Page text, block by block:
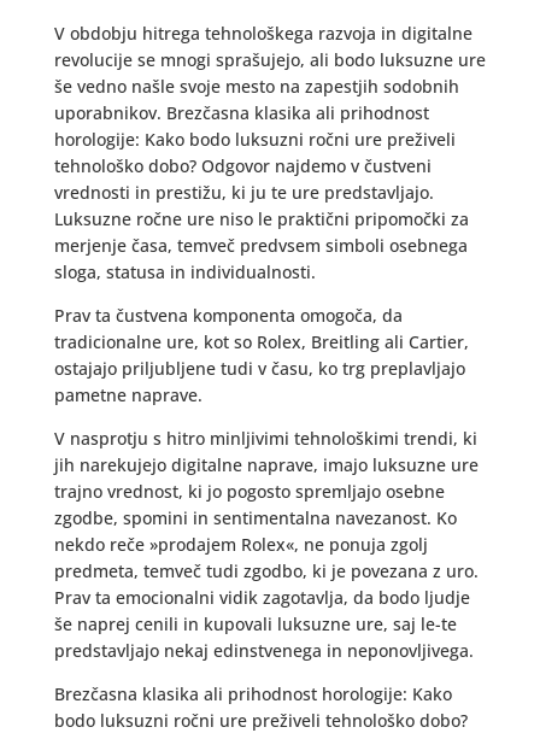
V obdobju hitrega tehnološkega razvoja in digitalne
revolucije se mnogi sprašujejo, ali bodo luksuzne ure
še vedno našle svoje mesto na zapestjih sodobnih
uporabnikov. Brezčasna klasika ali prihodnost
horologije: Kako bodo luksuzni ročni ure preživeli
tehnološko dobo? Odgovor najdemo v čustveni
vrednosti in prestižu, ki ju te ure predstavljajo.
Luksuzne ročne ure niso le praktični pripomočki za
merjenje časa, temveč predvsem simboli osebnega
sloga, statusa in individualnosti.
Prav ta čustvena komponenta omogoča, da
tradicionalne ure, kot so Rolex, Breitling ali Cartier,
ostajajo priljubljene tudi v času, ko trg preplavljajo
pametne naprave.
V nasprotju s hitro minljivimi tehnološkimi trendi, ki
jih narekujejo digitalne naprave, imajo luksuzne ure
trajno vrednost, ki jo pogosto spremljajo osebne
zgodbe, spomini in sentimentalna navezanost. Ko
nekdo reče »prodajem Rolex«, ne ponuja zgolj
predmeta, temveč tudi zgodbo, ki je povezana z uro.
Prav ta emocionalni vidik zagotavlja, da bodo ljudje
še naprej cenili in kupovali luksuzne ure, saj le-te
predstavljajo nekaj edinstvenega in neponovljivega.
Brezčasna klasika ali prihodnost horologije: Kako
bodo luksuzni ročni ure preživeli tehnološko dobo?